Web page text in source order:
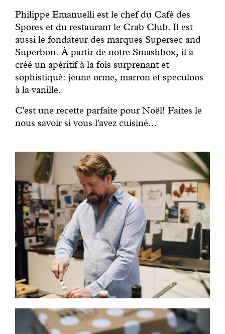
Philippe Emanuelli est le chef du Café des
Spores et du restaurant le Crab Club. Il est
aussi le fondateur des marques Supersec and
Superbon. À partir de notre Smashbox, il a
créé un apéritif à la fois surprenant et
sophistiqué: jeune orme, marron et speculoos
à la vanille.
C'est une recette parfaite pour Noël! Faites le
nous savoir si vous l'avez cuisiné...